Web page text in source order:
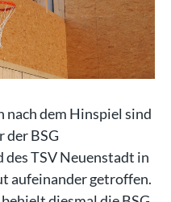
nach dem Hinspiel sind
der BSG
TSV Neuenstadt in
aufeinander getroffen.